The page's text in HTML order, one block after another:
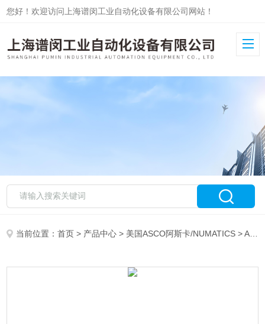
您好！欢迎访问上海谱闵工业自动化设备有限公司网站！
当前位置：首页 > 产品中心 > 美国ASCO阿斯卡/NUMATICS >ASCO阿斯卡电磁阀